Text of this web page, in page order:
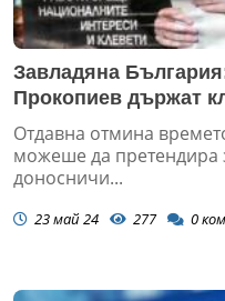
Завладяна
Прокопиев държат
Отдавна отмина
можеше да претендира
доносничи...
23 май 24 277 0